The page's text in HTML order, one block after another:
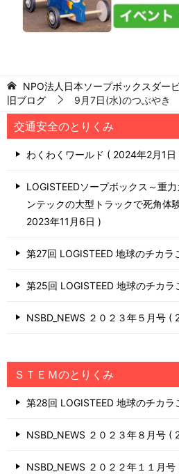
NPO法人日本ソープボックスダー
旧ブログ
9月7日(水)のつぶやき
交通安全のとりくみ
わくわくワールド 2024年2月1日
LOGISTEEDソープボックス～重
ンテックの大型トラックで死角体
2023年11月6日
第27回 LOGISTEED 地球のチカラ
第25回 LOGISTEED 地球のチカラ
NSBD_NEWS ２０２３年５月号
ＳＴＥＭのとりくみ
第28回 LOGISTEED 地球のチカラ
NSBD_NEWS ２０２３年８月号
NSBD_NEWS ２０２２年１１月号